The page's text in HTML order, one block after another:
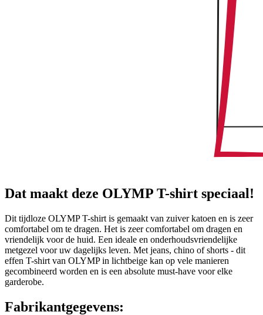
Dat maakt deze OLYMP T-shirt speciaal!
Dit tijdloze OLYMP T-shirt is gemaakt van zuiver katoen en is zeer
comfortabel om te dragen. Het is zeer comfortabel om dragen en
vriendelijk voor de huid. Een ideale en onderhoudsvriendelijke
metgezel voor uw dagelijks leven. Met jeans, chino of shorts - dit
effen T-shirt van OLYMP in lichtbeige kan op vele manieren
gecombineerd worden en is een absolute must-have voor elke
garderobe.
Fabrikantgegevens: